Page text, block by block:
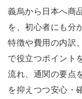
義烏から日本へ商
を、初心者にも分
特徴や費用の内訳
で役立つポイント
流れ、通関の要点
を抑えつつ安心・